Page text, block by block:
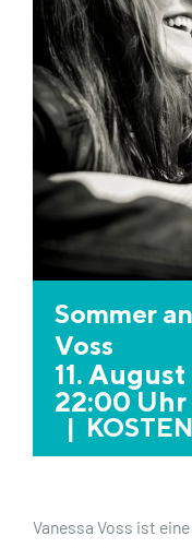
Sommer
Voss
11.
22:00 Uhr
|
Vanessa Voss ist